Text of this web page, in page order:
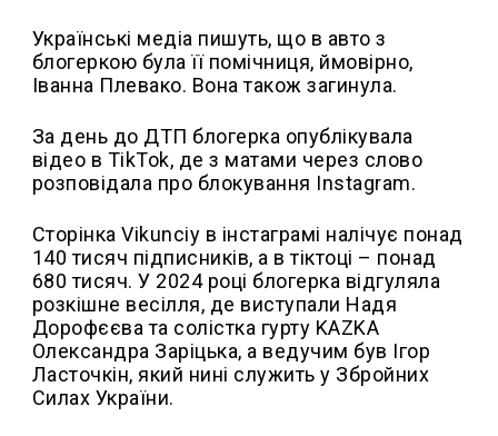
Українські медіа пишуть, що в авто з
блогеркою була її помічниця, ймовірно,
Іванна Плевако. Вона також загинула.
За день до ДТП блогерка опублікувала
відео в TikTok, де з матами через слово
розповідала про блокування Instagram.
Сторінка Vikunciy в інстаграмі налічує понад
140 тисяч підписників, а в тіктоці – понад
680 тисяч. У 2024 році блогерка відгуляла
розкішне весілля, де виступали Надя
Дорофєєва та солістка гурту KAZKA
Олександра Заріцька, а ведучим був Ігор
Ласточкін, який нині служить у Збройних
Силах України.